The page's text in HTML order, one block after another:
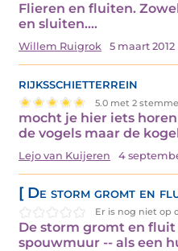
Flieren en fluiten.
en sluiten.…
Willem Ruigrok 5 maart 2012
rijksschietterrein
5.0 met 2
mocht je hier iets
de vogels maar de
Lejo van Kuijeren 4
[ De storm gromt en
Er is nog niet op
De storm gromt en
spouwmuur -- als een